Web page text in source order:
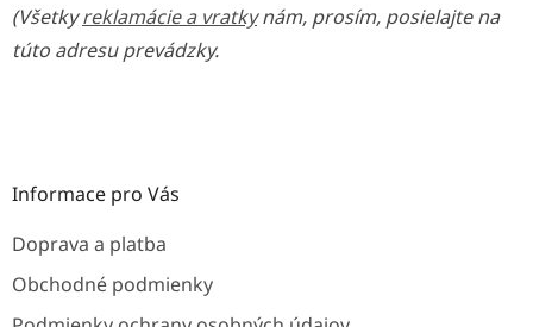
(Všetkyreklamácie a vratkynám, prosím, posielajte na
túto adresu prevádzky.
Informace pro Vás
Doprava a platba
Obchodné podmienky